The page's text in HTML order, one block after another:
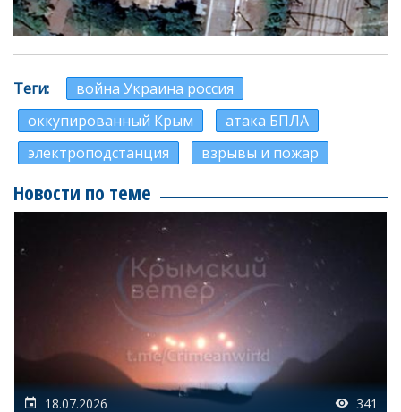
Теги
война Украина россия
оккупированный Крым
атака БПЛА
электроподстанция
взрывы и пожар
Новости по теме
18.07.2026 341